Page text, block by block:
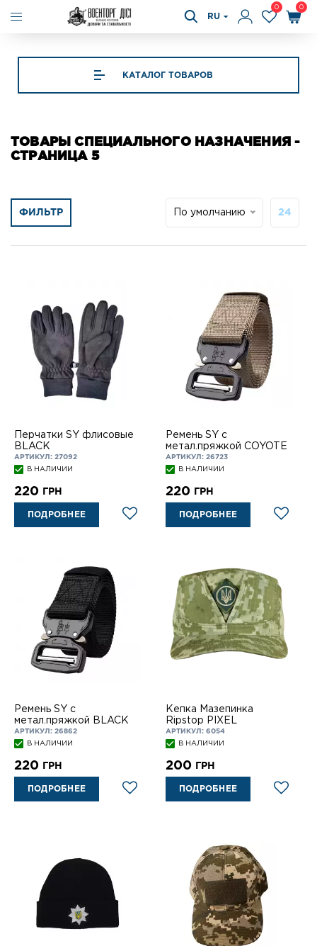
RU
0 0
КАТАЛОГ ТОВАРОВ
ТОВАРЫ СПЕЦИАЛЬНОГО НАЗНАЧЕНИЯ -
СТРАНИЦА 5
ФИЛЬТР По умолчанию 24
Перчатки SY флисовые
BLACK
АРТИКУЛ: 27092
В НАЛИЧИИ
220 ГРН
ПОДРОБНЕЕ
Ремень SY с
метал.пряжкой COYOTE
АРТИКУЛ: 26723
В НАЛИЧИИ
220 ГРН
ПОДРОБНЕЕ
Ремень SY с
метал.пряжкой BLACK
АРТИКУЛ: 26862
В НАЛИЧИИ
220 ГРН
ПОДРОБНЕЕ
Кепка Мазепинка
Ripstop PIXEL
АРТИКУЛ: 6054
В НАЛИЧИИ
200 ГРН
ПОДРОБНЕЕ